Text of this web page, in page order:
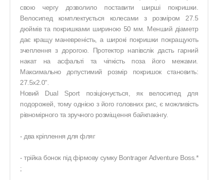
свою чергу дозволило поставити ширші покришки.
Велосипед комплектується колесами з розміром 27.5
дюймів та покришками шириною 50 мм. Менший діаметр
дає кращу маневреність, а широкі покришки покращують
зчеплення з дорогою. Протектор напівслік дасть гарний
накат на асфальті та чіпкість поза його межами.
Максимально допустимий розмір покришок становить:
27.5х2.0".
Новий Dual Sport позіціонується, як велосипед для
подорожей, тому однією з його головних рис, є можливість
рівномірного та зручного розміщення байкпакінгу.
- два кріплення для фляг
- трійка бонок під фірмову сумку Bontrager Adventure Boss.*
;